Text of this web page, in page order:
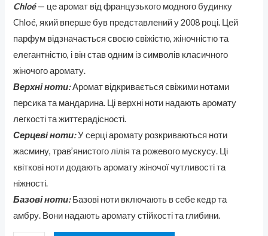
Chloé— це аромат від французького модного будинку
Chloé, який вперше був представлений у 2008 році. Цей
парфум відзначається своєю свіжістю, жіночністю та
елегантністю, і він став одним із символів класичного
жіночого аромату.
Верхні ноти:Аромат відкривається свіжими нотами
персика та мандарина. Ці верхні ноти надають аромату
легкості та життєрадісності.
Серцеві ноти:У серці аромату розкриваються ноти
жасмину, трав’янистого лілія та рожевого мускусу. Ці
квіткові ноти додають аромату жіночої чутливості та
ніжності.
Базові ноти:Базові ноти включають в себе кедр та
амбру. Вони надають аромату стійкості та глибини.